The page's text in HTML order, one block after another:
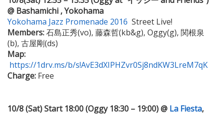
@ Bashamichi , Yokohama
Yokohama Jazz Promenade 2016 Street Live!
Members:石島正秀(vo), 藤森哲(kb&g), Oggy(g), 関根泉
(b), 古屋剛(ds)
Map:
https://1drv.ms/b/s!AvE3dXIPHZvr0Sj8ndKW3LreM7qK
Charge: Free
10/8 (Sat) Start 18:00 (Oggy 18:30 – 19:00) @ La Fiesta,